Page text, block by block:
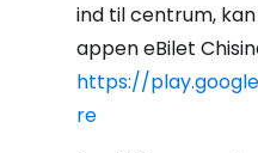
ind til centrum,
appen eBilet
https://
re